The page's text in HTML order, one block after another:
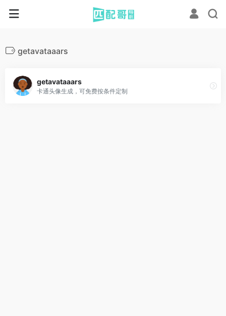
getavataaars
getavataaars
卡通头像生成，可免费按条件定制